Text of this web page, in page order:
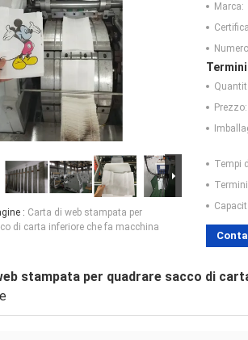
: Carta di web stampata per
di carta inferiore che fa macchina
Marca:
Prezzo:
Tempi
stampata per quadrare sacco di